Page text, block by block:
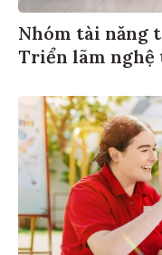
Nhóm tài năng
Triển lãm nghệ